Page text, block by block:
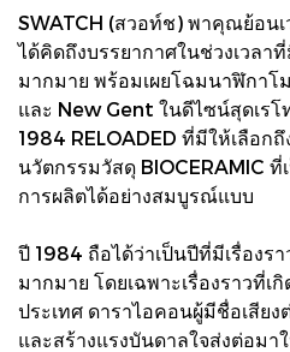
SWATCH (สวอท์ช) พาคุณย้อน
ได้คิดถึงบรรยากาศในช่วงเวลา
มากมาย พร้อมเผยโฉมนาฬิกาโ
และ New Gent ในดีไซน์สุดเร
1984 RELOADED ที่มีให้เลือก
นวัตกรรมวัสดุ BIOCERAMIC
การผลิตได้อย่างสมบูรณ์แบบ
ปี 1984 ถือได้ว่าเป็นปีที่มีเรื่องร
มากมาย โดยเฉพาะเรื่องราวที่เ
ประเทศ ดาราไอคอนผู้มีชื่อเสีย
และสร้างแรงบันดาลใจส่งต่อม